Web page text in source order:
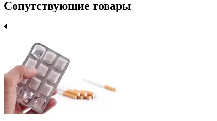
Сопутствующие товары